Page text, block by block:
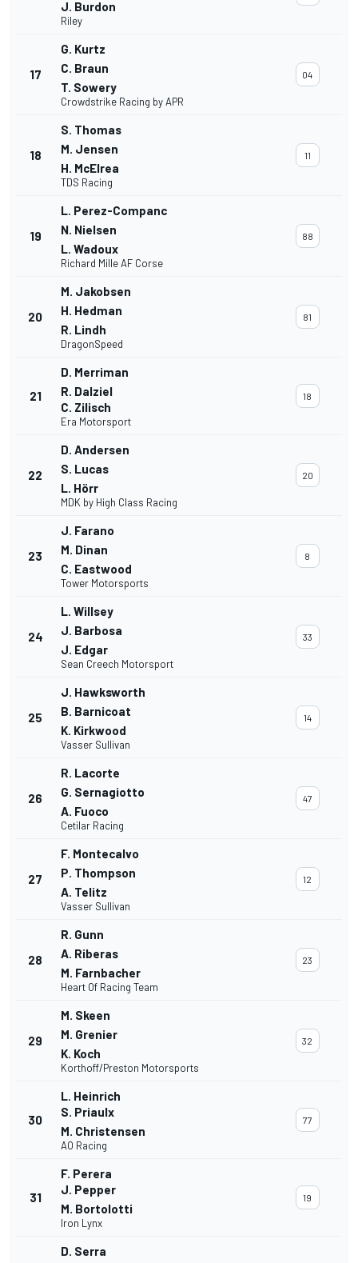
J. Burdon
Riley
17
G. Kurtz
C. Braun
T. Sowery
Crowdstrike Racing by APR
04
18
S. Thomas
M. Jensen
H. McElrea
TDS Racing
11
19
L. Perez-Companc
N. Nielsen
L. Wadoux
Richard Mille AF Corse
88
20
M. Jakobsen
H. Hedman
R. Lindh
DragonSpeed
81
21
D. Merriman
R. Dalziel
C. Zilisch
Era Motorsport
18
22
D. Andersen
S. Lucas
L. Hörr
MDK by High Class Racing
20
23
J. Farano
M. Dinan
C. Eastwood
Tower Motorsports
8
24
L. Willsey
J. Barbosa
J. Edgar
Sean Creech Motorsport
33
25
J. Hawksworth
B. Barnicoat
K. Kirkwood
Vasser Sullivan
14
26
R. Lacorte
G. Sernagiotto
A. Fuoco
Cetilar Racing
47
27
F. Montecalvo
P. Thompson
A. Telitz
Vasser Sullivan
12
28
R. Gunn
A. Riberas
M. Farnbacher
Heart Of Racing Team
23
29
M. Skeen
M. Grenier
K. Koch
Korthoff/Preston Motorsports
32
30
L. Heinrich
S. Priaulx
M. Christensen
AO Racing
77
31
F. Perera
J. Pepper
M. Bortolotti
Iron Lynx
19
D. Serra